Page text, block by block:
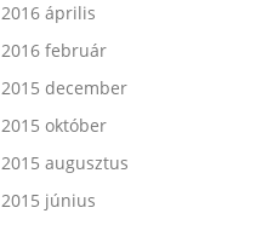
2016 április
2016 február
2015 december
2015 október
2015 augusztus
2015 június